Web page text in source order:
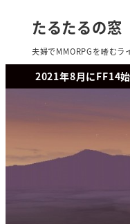
たるたるの窓
夫婦でMMORPGを嗜むラ
2021年8月にFF14